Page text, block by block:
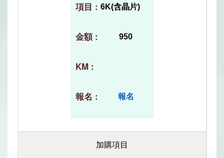
6K(含晶片)
950
報名
加購項目